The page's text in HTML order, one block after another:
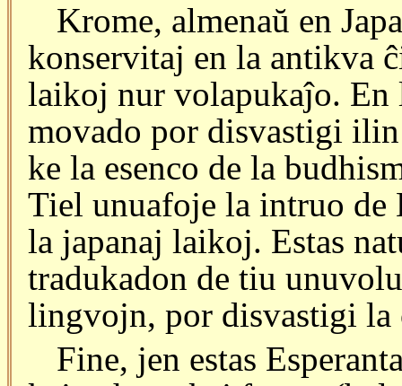
Krome, almenaŭ en
konservitaj en la antikva
laikoj nur volapukaĵo. En
movado por disvastigi
ke la esenco de la
Tiel unuafoje la intruo
la japanaj laikoj. Estas
tradukadon de tiu
lingvojn, por disvastigi la
Fine, jen estas